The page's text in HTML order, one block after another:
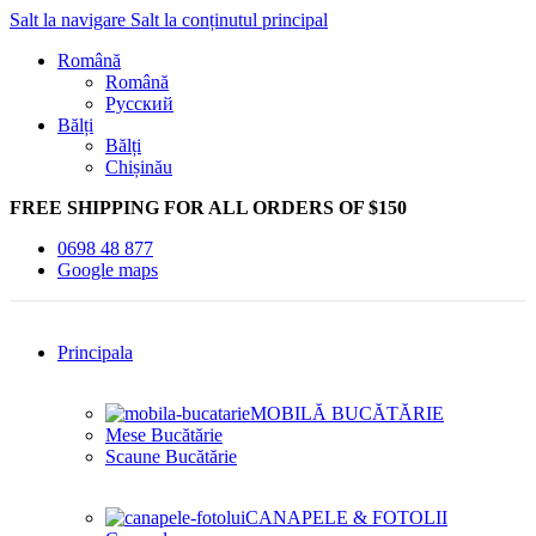
Salt la navigare Salt la conținutul principal
Română
Română
Русский
Bălți
Bălți
Chișinău
FREE SHIPPING FOR ALL ORDERS OF $150
0698 48 877
Google maps
Principala
MOBILĂ BUCĂTĂRIE
Mese Bucătărie
Scaune Bucătărie
CANAPELE & FOTOLII